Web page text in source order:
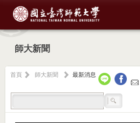
師大新聞
首頁 師大新聞
最新消息